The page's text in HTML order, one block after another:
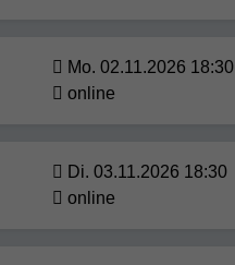
Mo. 02.11.2026 18:30
online
Di. 03.11.2026 18:30
online